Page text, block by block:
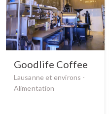
Goodlife Coffee
Lausanne et environs -
Alimentation